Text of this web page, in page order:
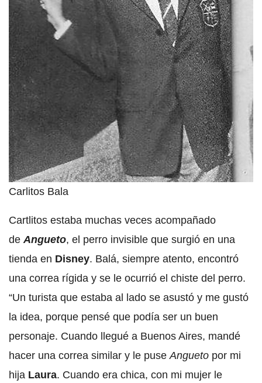
Carlitos Bala
Cartlitos estaba muchas veces acompañado
de Angueto, el perro invisible que surgió en una
tienda en Disney. Balá, siempre atento, encontró
una correa rígida y se le ocurrió el chiste del perro.
“Un turista que estaba al lado se asustó y me gustó
la idea, porque pensé que podía ser un buen
personaje. Cuando llegué a Buenos Aires, mandé
hacer una correa similar y le puse Angueto por mi
hija Laura. Cuando era chica, con mi mujer le